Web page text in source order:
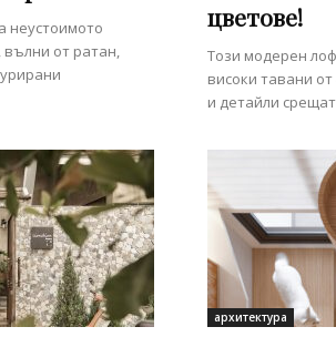
неустоимото
от ратан,
цветове!
Този модерен
високи тавани
и детайли
архитектура